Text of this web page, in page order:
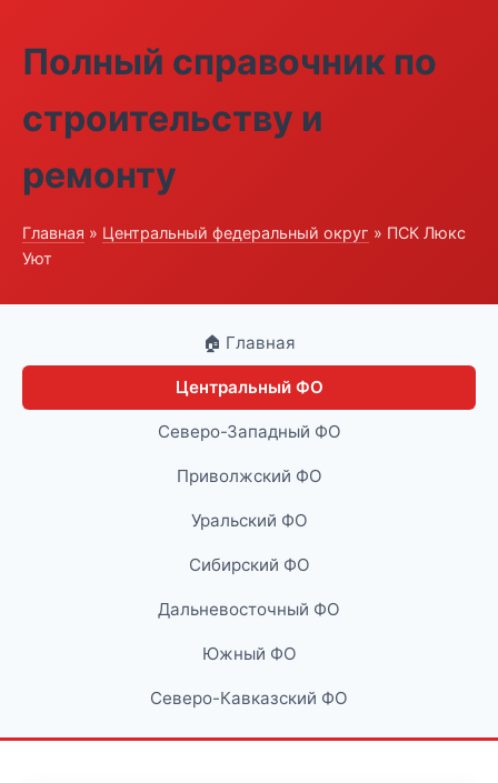
Полный справочник по
строительству и
ремонту
Главная » Центральный федеральный округ » ПСК Люкс
Уют
🏠 Главная
Центральный ФО
Северо-Западный ФО
Приволжский ФО
Уральский ФО
Сибирский ФО
Дальневосточный ФО
Южный ФО
Северо-Кавказский ФО